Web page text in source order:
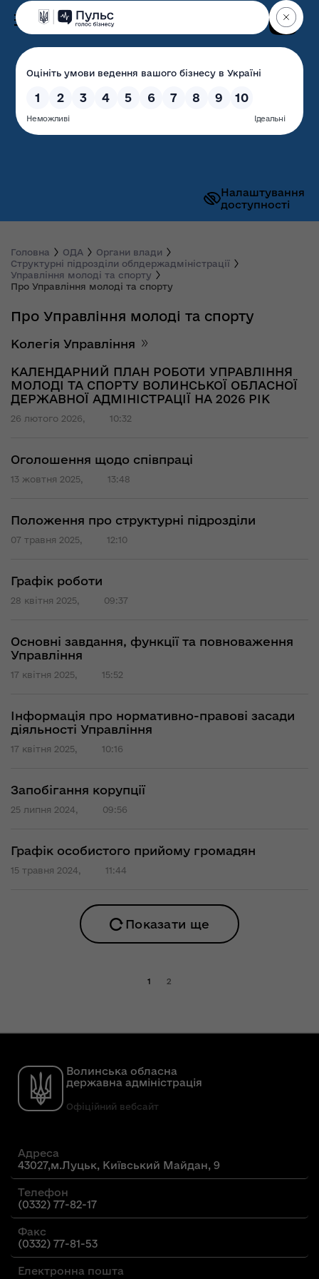
Налаштування
доступності
Волинська обласна
державна адміністрація
Головна ОДА
Органи влади
Структурні підрозділи облдержадміністрації
Управління молоді та спорту
Про Управління молоді та спорту
Про Управління молоді та спорту
Колегія Управління
КАЛЕНДАРНИЙ ПЛАН РОБОТИ УПРАВЛІННЯ
МОЛОДІ ТА СПОРТУ ВОЛИНСЬКОЇ ОБЛАСНОЇ
ДЕРЖАВНОЇ АДМІНІСТРАЦІЇ НА 2026 РІК
26 лютого 2026, 10:32
Оголошення щодо співпраці
13 жовтня 2025, 13:48
Положення про структурні підрозділи
07 травня 2025, 12:10
Графік роботи
28 квітня 2025, 09:37
Основні завдання, функції та повноваження
Управління
17 квітня 2025, 15:52
Інформація про нормативно-правові засади
діяльності Управління
17 квітня 2025, 10:16
Запобігання корупції
25 липня 2024, 09:56
Графік особистого прийому громадян
15 травня 2024, 11:44
Показати ще
1 2
Волинська обласна
державна адміністрація
Офіційний вебсайт
Адреса
43027,м.Луцьк, Київський Майдан, 9
Телефон
(0332) 77-82-17
Факс
(0332) 77-81-53
Електронна пошта